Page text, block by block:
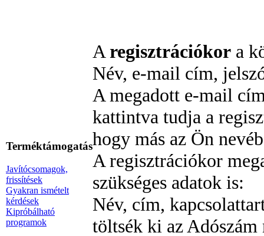
Terméktámogatás
Javítócsomagok,
frissítések
Gyakran ismételt
kérdések
Kipróbálható
programok
A regisztrációkor a
Név, e-mail cím,
A megadott e-mail
kattintva tudja a
hogy más az Ön
A regisztrációkor
szükséges adatok is:
Név, cím,
töltsék ki az Adószám